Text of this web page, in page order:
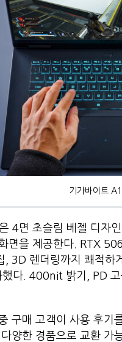
기가바이트
4면 초슬림 베젤 디자
면을 제공한다. RTX
, 3D 렌더링까지 쾌적하
다. 400nit 밝기, PD
구매 고객이 사용 후기
양한 경품으로 교환 가